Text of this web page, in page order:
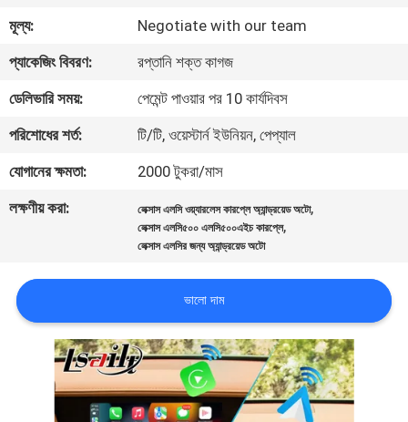
মান
নিয়ন্ত্রণ
করুন
কেস
মূল্য:
Negotiate with our team
প্যাকেজিং বিবরণ:
রপ্তানি শক্ত কাগজ
ডেলিভারি সময়:
পেমেন্ট পাওয়ার পর 10 কার্যদিবস
পরিশোধের শর্ত:
টি/টি, ওয়েস্টার্ন ইউনিয়ন, পেপ্যাল
যোগানের ক্ষমতা:
2000 টুকরা/মাস
লক্ষণীয় করা:
লেক্সাস এলসি ওয়্যারলেস কারপ্লে অ্যান্ড্রয়েড অটো,
লেক্সাস এলসি৫০০ এলসি৫০০এইচ কারপ্লে,
লেক্সাস এলসির জন্য অ্যান্ড্রয়েড অটো
ভালো দাম